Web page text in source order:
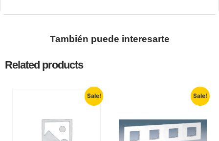
También puede interesarte
Related products
Sale! Sale!